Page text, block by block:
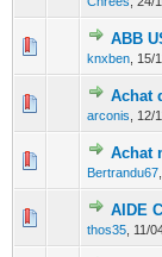
ABB
knxben 15/
0
Achat
arconis 12/
0
Achat
Bertrandu67
0
AIDE
thos35 11/
0